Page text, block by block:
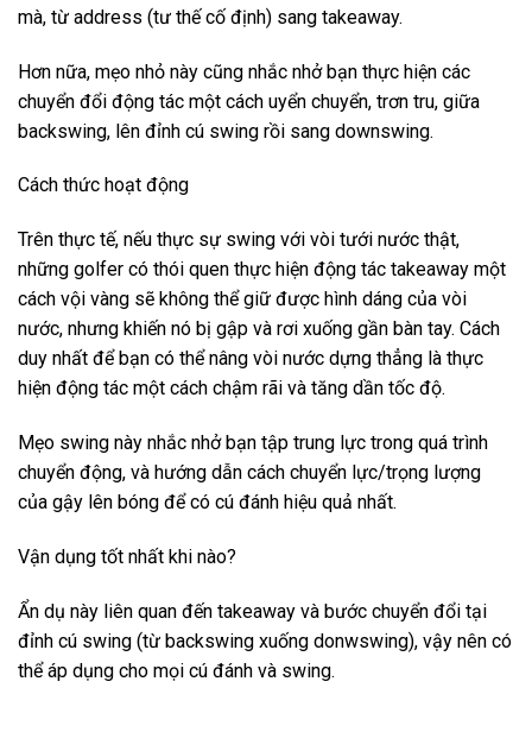
mà, từ address (tư thế cố định) sang takeaway.
Hơn nữa, mẹo nhỏ này cũng nhắc nhở bạn thực hiện các
chuyển đổi động tác một cách uyển chuyển, trơn tru, giữa
backswing, lên đỉnh cú swing rồi sang downswing.
Cách thức hoạt động
Trên thực tế, nếu thực sự swing với vòi tưới nước thật,
những golfer có thói quen thực hiện động tác takeaway một
cách vội vàng sẽ không thể giữ được hình dáng của vòi
nước, nhưng khiến nó bị gập và rơi xuống gần bàn tay. Cách
duy nhất để bạn có thể nâng vòi nước dựng thẳng là thực
hiện động tác một cách chậm rãi và tăng dần tốc độ.
Mẹo swing này nhắc nhở bạn tập trung lực trong quá trình
chuyển động, và hướng dẫn cách chuyển lực/trọng lượng
của gậy lên bóng để có cú đánh hiệu quả nhất.
Vận dụng tốt nhất khi nào?
Ẩn dụ này liên quan đến takeaway và bước chuyển đổi tại
đỉnh cú swing (từ backswing xuống donwswing), vậy nên có
thể áp dụng cho mọi cú đánh và swing.